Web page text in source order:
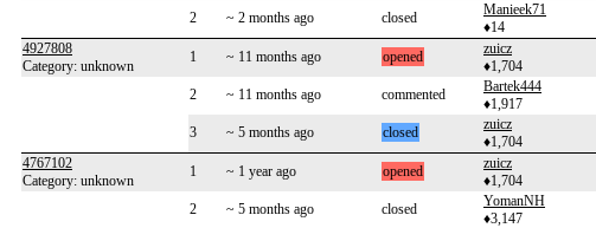
2 ~ 2 months ago closed
Manieek71
♦14
4927808
Category: unknown
1 ~ 11 months ago opened
zuicz
♦1,704
2 ~ 11 months ago commented
Bartek444
♦1,917
3
~ 5 months ago closed
zuicz
♦1,704
4767102
Category: unknown
1 ~ 1 year ago opened
zuicz
♦1,704
2 ~ 5 months ago closed
YomanNH
♦3,147